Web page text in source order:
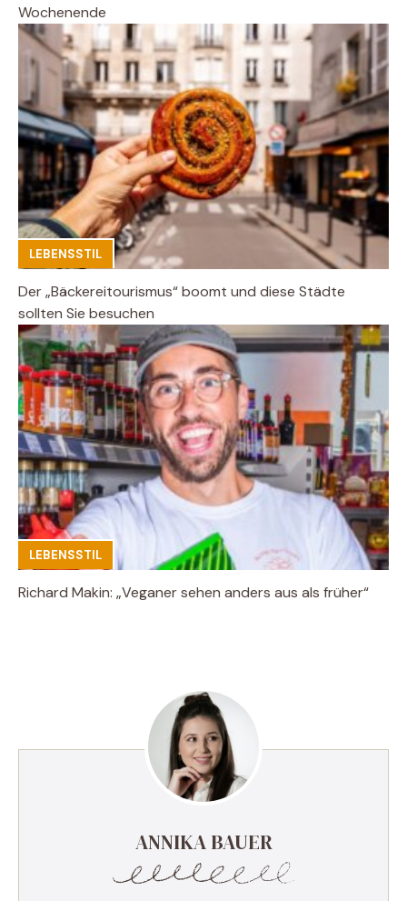
Wochenende
LEBENSSTIL
Der „Bäckereitourismus“ boomt und diese Städte
sollten Sie besuchen
LEBENSSTIL
Richard Makin: „Veganer sehen anders aus als früher“
ANNIKA BAUER